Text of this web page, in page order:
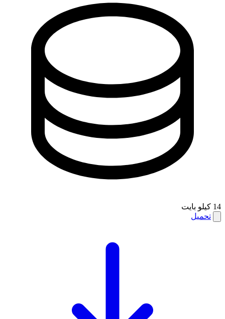
14 كيلو بايت
تحميل